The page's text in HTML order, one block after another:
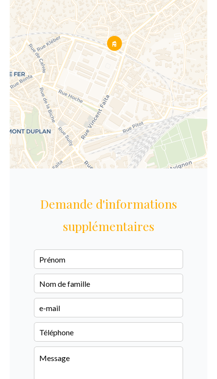
Demande d'informations
supplémentaires